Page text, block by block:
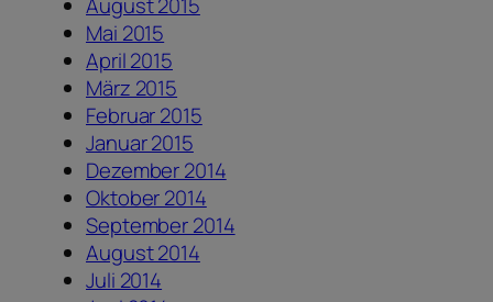
August 2015
Mai 2015
April 2015
März 2015
Februar 2015
Januar 2015
Dezember 2014
Oktober 2014
September 2014
August 2014
Juli 2014